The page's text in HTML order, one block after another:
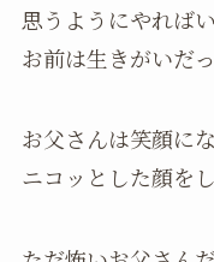
思うようにやればい
お前は生きがいだっ
お父さんは笑顔に
ニコッとした顔を